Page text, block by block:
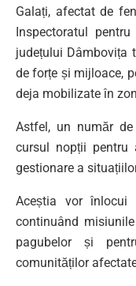
Galați, afectat de
Inspectoratul
județului Dâmbovița
de forțe și mijloace,
deja mobilizate în
Astfel, un număr
cursul nopții pentru
gestionare a
Aceștia vor
continuând
pagubelor și
comunităților